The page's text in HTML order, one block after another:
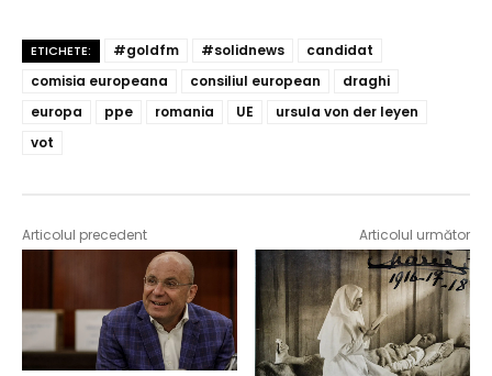
ETICHETE: #goldfm #solidnews
candidat
comisia europeana
consiliul european
draghi
europa
ppe romania UE
ursula von der leyen
vot
Articolul precedent Articolul următor